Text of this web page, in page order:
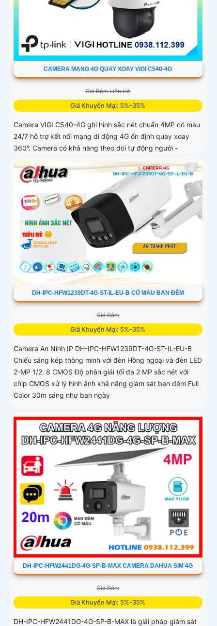
CAMERA MẠNG 4G QUAY XOAY VIGI C540-4G
Giá Bán: Liên Hệ
Giá Khuyến Mại: 5%-35%
Camera VIGI C540-4G ghi hình sắc nét chuẩn 4MP có màu
24/7 hỗ trợ kết nối mạng di động 4G ổn định quay xoay
360°. Camera có khả năng theo dõi tự động người -
phương tiện hỗ trợ âm thanh hai chiều phát hiện thông
minh chống nước IP66 lưu trữ nội bộ công nghệ nén video
DH-IPC-HFW1239DT-4G-ST-IL-EU-B CÓ MÀU BAN ĐÊM
Giá Bán:
Giá Khuyến Mại: 5%-35%
Camera An Ninh IP DH-IPC-HFW1239DT-4G-ST-IL-EU-B
Chiếu sáng kép thông minh với đèn Hồng ngoại và đèn LED
2-MP 1/2. 8 CMOS Độ phân giải tối đa 2 MP sắc nét với
chip CMOS xử lý hình ảnh khả năng giám sát ban đêm Full
Color 30m sáng như ban ngày
DH-IPC-HFW2441DG-4G-SP-B-MAX CAMERA DAHUA SIM 4G
Giá Bán:
Giá Khuyến Mại: 5%-35%
DH-IPC-HFW2441DG-4G-SP-B-MAX là giải pháp giám sát